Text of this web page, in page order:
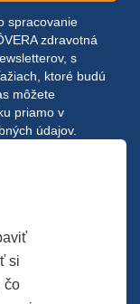
spracovanie
zdravotná
s
ktoré budú
môžete
priamo v
údajov.
si
čo